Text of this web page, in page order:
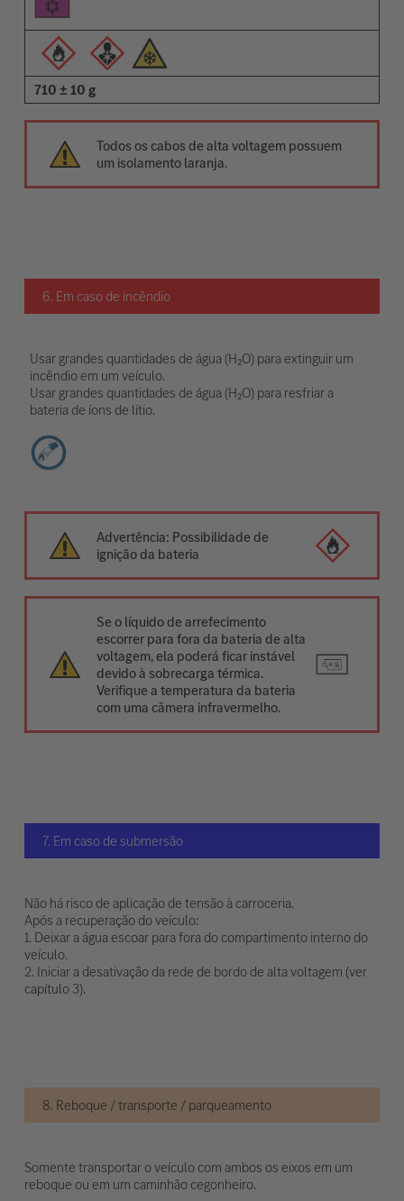
710 ± 10 g
Todos os cabos de alta voltagem possuem
um isolamento laranja.
6. Em caso de incêndio
Usar grandes quantidades de água (H₂O) para extinguir um
incêndio em um veículo.
Usar grandes quantidades de água (H₂O) para resfriar a
bateria de íons de lítio.
Advertência: Possibilidade de
ignição da bateria
Se o líquido de arrefecimento
escorrer para fora da bateria de alta
voltagem, ela poderá ficar instável
devido à sobrecarga térmica.
Verifique a temperatura da bateria
com uma câmera infravermelho.
7. Em caso de submersão
Não há risco de aplicação de tensão à carroceria.
Após a recuperação do veículo:
1. Deixar a água escoar para fora do compartimento interno do
veículo.
2. Iniciar a desativação da rede de bordo de alta voltagem (ver
capítulo 3).
8. Reboque / transporte / parqueamento
Somente transportar o veículo com ambos os eixos em um
reboque ou em um caminhão cegonheiro.